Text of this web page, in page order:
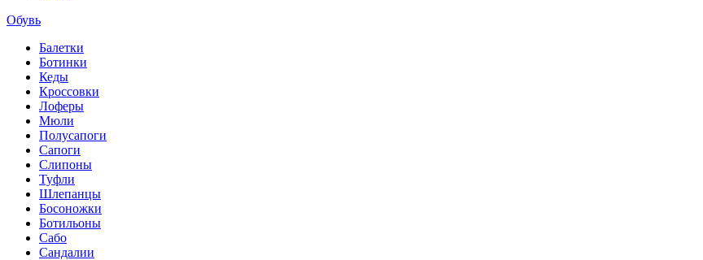
Обувь
Балетки
Ботинки
Кеды
Кроссовки
Лоферы
Мюли
Полусапоги
Сапоги
Слипоны
Туфли
Шлепанцы
Босоножки
Ботильоны
Сабо
Сандалии